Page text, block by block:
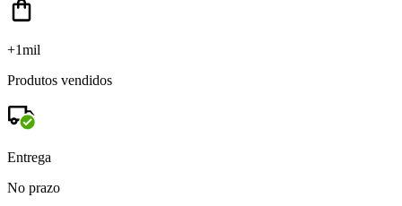
+1mil
Produtos vendidos
Entrega
No prazo